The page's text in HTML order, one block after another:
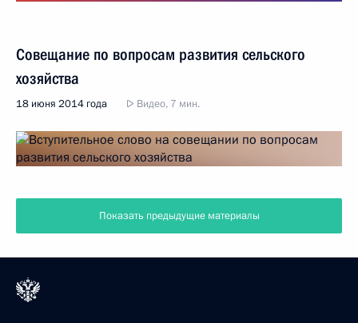
Совещание по вопросам развития сельского
хозяйства
18 июня 2014 года Видео, 7 мин.
Показать предыдущие материалы